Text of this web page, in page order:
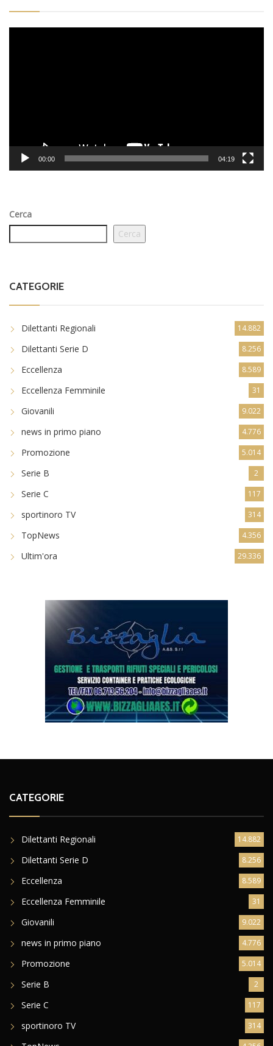
00:00 04:19
Cerca
Cerca
CATEGORIE
Dilettanti Regionali 14.882
Dilettanti Serie D 8.256
Eccellenza 8.589
Eccellenza Femminile 31
Giovanili 9.022
news in primo piano 4.776
Promozione 5.014
Serie B 2
Serie C 117
sportinoro TV 314
TopNews 4.356
Ultim'ora 29.336
CATEGORIE
Dilettanti Regionali 14.882
Dilettanti Serie D 8.256
Eccellenza 8.589
Eccellenza Femminile 31
Giovanili 9.022
news in primo piano 4.776
Promozione 5.014
Serie B 2
Serie C 117
sportinoro TV 314